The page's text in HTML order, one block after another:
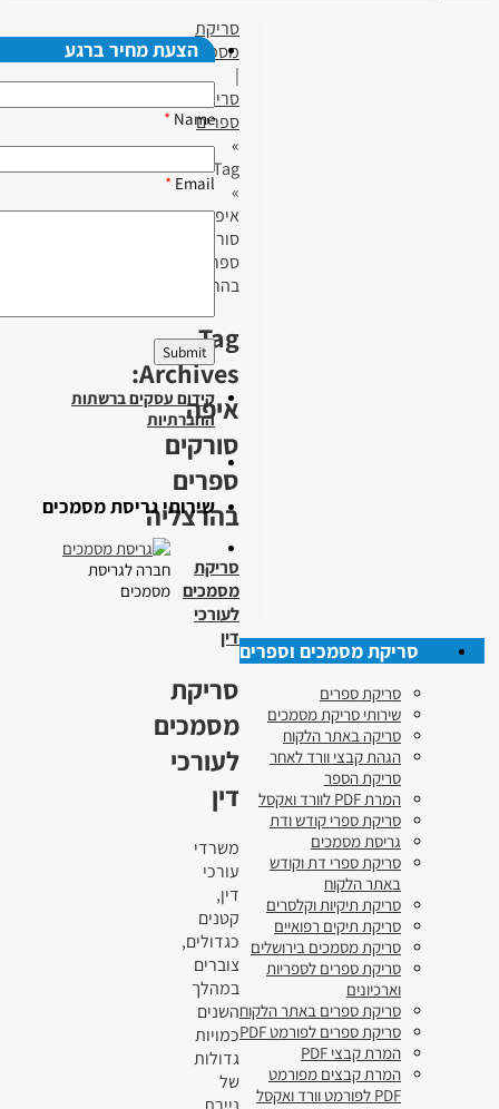
סריקת
מסמכים
|
סריקת
ספרים
»
Tag
»
איפה
סורקים
ספרים
בהרצליה
Tag
Archives:
איפה
סורקים
ספרים
בהרצליה
סריקת
מסמכים
לעורכי
דין
סריקת
מסמכים
לעורכי
דין
משרדי
עורכי
דין,
קטנים
כגדולים,
צוברים
במהלך
השנים
כמויות
גדולות
של
הצעת מחיר ברגע
Name
*
Email
*
קידום עסקים ברשתות
החברתיות
שירותי גריסת מסמכים
חברה לגריסת
מסמכים
סריקת מסמכים וספרים
סריקת ספרים
שירותי סריקת מסמכים
סריקה באתר הלקוח
הגהת קבצי וורד לאחר
סריקת הספר
המרת PDF לוורד ואקסל
סריקת ספרי קודש ודת
גריסת מסמכים
סריקת ספרי דת וקודש
באתר הלקוח
סריקת תיקיות וקלסרים
סריקת תיקים רפואיים
סריקת מסמכים בירושלים
סריקת ספרים לספריות
וארכיונים
סריקת ספרים באתר הלקוח
סריקת ספרים לפורמט PDF
המרת קבצי PDF
המרת קבצים מפורמט
PDF לפורמט וורד ואקסל